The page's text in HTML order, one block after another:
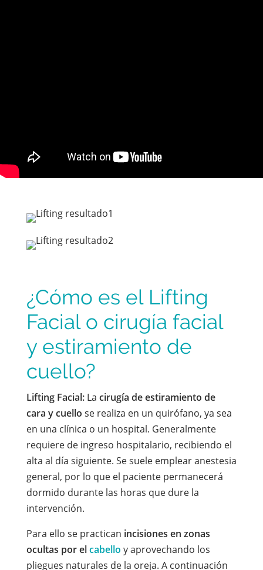
¿Cómo es el Lifting
Facial o cirugía facial
y estiramiento de
cuello?
Lifting Facial:La cirugía de estiramiento de
cara y cuello se realiza en un quirófano, ya sea
en una clínica o un hospital. Generalmente
requiere de ingreso hospitalario, recibiendo el
alta al día siguiente. Se suele emplear anestesia
general, por lo que el paciente permanecerá
dormido durante las horas que dure la
intervención.
Para ello se practican incisiones en zonas
ocultas por elcabello y aprovechando los
pliegues naturales de la oreja. A continuación